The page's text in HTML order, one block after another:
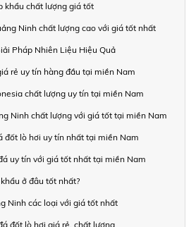
khẩu chất lượng giá tốt
Ninh chất lượng cao với giá tốt nhất
Pháp Nhiên Liệu Hiệu Quả
rẻ uy tín hàng đầu tại miền Nam
chất lượng uy tín tại miền Nam
Ninh chất lượng với giá tốt tại miền Nam
đốt lò hơi uy tín nhất tại miền Nam
uy tín với giá tốt nhất tại miền Nam
ở đâu tốt nhất?
Ninh các loại với giá tốt nhất
đốt lò hơi giá rẻ, chất lượng